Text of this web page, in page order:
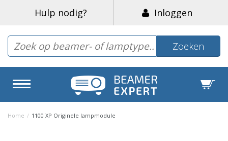
Hulp nodig? Inloggen
Zoeken
Home / 1100 XP Originele lampmodule